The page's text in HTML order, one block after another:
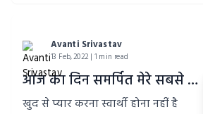
Avanti Srivastav
13 Feb, 2022 | 1 min read
आज का दिन समर्पित मेरे सबसे खास दोस्त के नाम: आई एम द बेस्ट(डे ६)
खुद से प्यार करना स्वार्थी होना नहीं है